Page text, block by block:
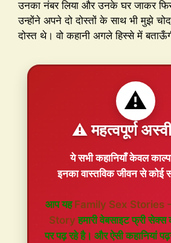
उनका नंबर लिया और उनके घर जाकर
उन्होंने अपने दो दोस्तों के साथ भी मुझे
दोस्त थे। वो कहानी अगले हिस्से में
⚠️
⚠️ महत्वपूर्ण
ये सभी कहानियाँकेवल
इनका वास्तविक जीवन से कोई
आप यहFamily Sex Stories
Story हमारी वेबसाइट फ्री सेक्स
पर पढ़ रहे है। और ऐसी कहानियां